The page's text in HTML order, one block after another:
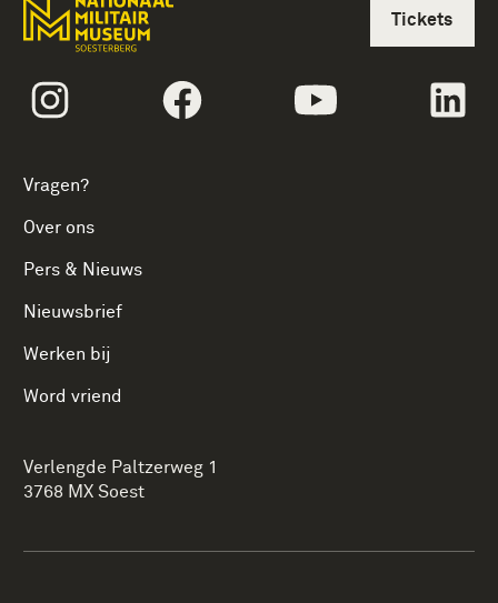
volgtekstInstagramvolgtekstFacebookvolgtekstYoutube
Vragen?
Over ons
Pers & Nieuws
Nieuwsbrief
Werken bij
Word vriend
Tickets
Verlengde Paltzerweg 1
3768 MX Soest